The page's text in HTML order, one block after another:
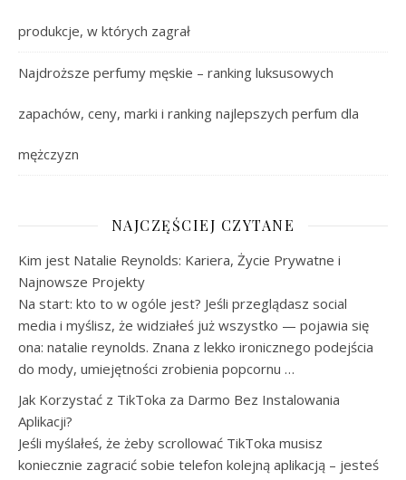
produkcje, w których zagrał
Najdroższe perfumy męskie – ranking luksusowych
zapachów, ceny, marki i ranking najlepszych perfum dla
mężczyzn
NAJCZĘŚCIEJ CZYTANE
Kim jest Natalie Reynolds: Kariera, Życie Prywatne i
Najnowsze Projekty
Na start: kto to w ogóle jest? Jeśli przeglądasz social
media i myślisz, że widziałeś już wszystko — pojawia się
ona: natalie reynolds. Znana z lekko ironicznego podejścia
do mody, umiejętności zrobienia popcornu …
Jak Korzystać z TikToka za Darmo Bez Instalowania
Aplikacji?
Jeśli myślałeś, że żeby scrollować TikToka musisz
koniecznie zagracić sobie telefon kolejną aplikacją – jesteś